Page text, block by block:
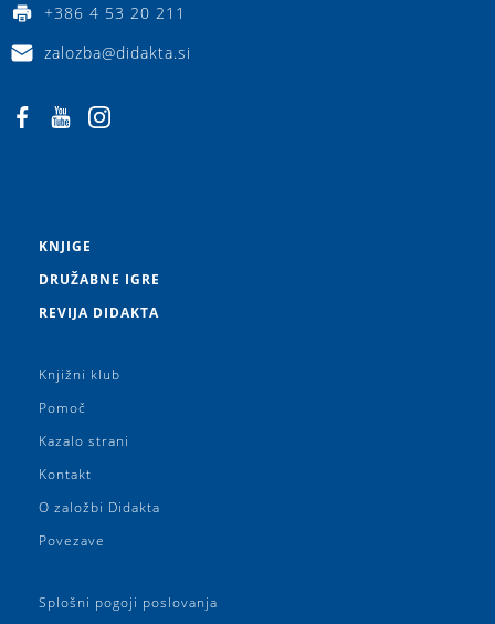
+386 4 53 20 211
zalozba@didakta.si
KNJIGE
DRUŽABNE IGRE
REVIJA DIDAKTA
Knjižni klub
Pomoč
Kazalo strani
Kontakt
O založbi Didakta
Povezave
Splošni pogoji poslovanja